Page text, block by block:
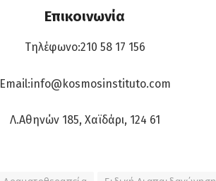
Επικοινωνία
Τηλέφωνο:210 58 17 156
Email:info@kosmosinstituto.com
Λ.Αθηνών 185, Χαϊδάρι, 124 61